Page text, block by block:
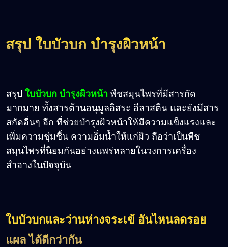
สรุป ใบบัวบก บำรุงผิวหน้า
สรุป ใบบัวบก บำรุงผิวหน้า พืชสมุนไพรที่มีสารกัด
มากมาย ทั้งสารต้านอนุมูลอิสระ อีลาสติน และยังมีสาร
สกัดอื่นๆ อีก ที่ช่วยบำรุงผิวหน้าให้มีความแข็งแรงและ
เพิ่มความชุ่มชื้น ความอิ่มน้ำให้แก่ผิว ถือว่าเป็นพืช
สมุนไพรที่นิยมกันอย่างแพร่หลายในวงการเครื่อง
สำอางในปัจจุบัน
ใบบัวบกและว่านห่างจระเข้ อันไหนลดรอย
แผล ได้ดีกว่ากัน